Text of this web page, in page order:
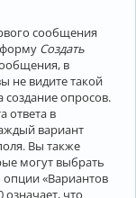
сообщения
форму Создать
в
не видите такой
опросов.
ответа в
вариант
Вы также
могут выбрать
«Вариантов
означает, что